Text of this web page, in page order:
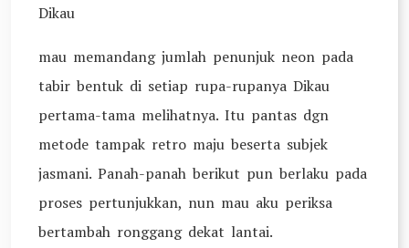
Dikau
mau memandang jumlah penunjuk neon pada
tabir bentuk di setiap rupa-rupanya Dikau
pertama-tama melihatnya. Itu pantas dgn
metode tampak retro maju beserta subjek
jasmani. Panah-panah berikut pun berlaku pada
proses pertunjukkan, nun mau aku periksa
bertambah ronggang dekat lantai.